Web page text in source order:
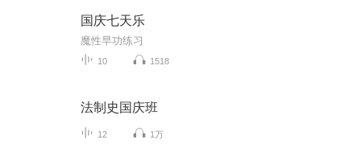
国庆七天乐
魔性早功练习
10 1518
法制史国庆班
12 1万